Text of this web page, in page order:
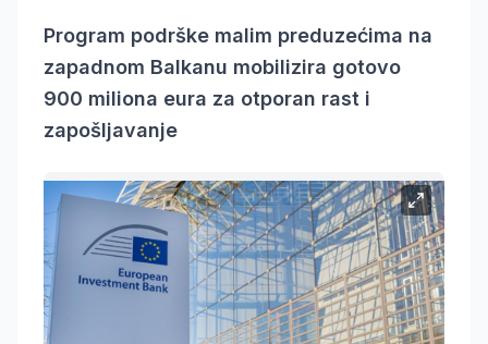
Program podrške malim preduzećima na
zapadnom Balkanu mobilizira gotovo
900 miliona eura za otporan rast i
zapošljavanje